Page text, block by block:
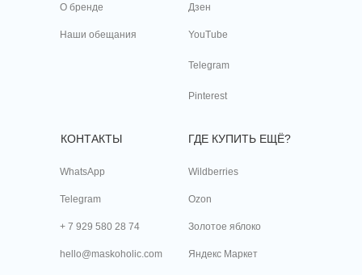
О бренде
Наши обещания
Дзен
YouTube
КОНТАКТЫ
WhatsApp
Telegram
+ 7 929 580 28 74
hello@maskoholic.com
ГДЕ КУПИТЬ ЕЩЁ?
Wildberries
Ozon
Золотое яблоко
Яндекс Маркет
Telegram
Pinterest